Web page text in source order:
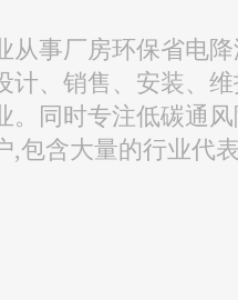
从事厂房环保省电
计、销售、安装、
。同时专注低碳通
,包含大量的行业代